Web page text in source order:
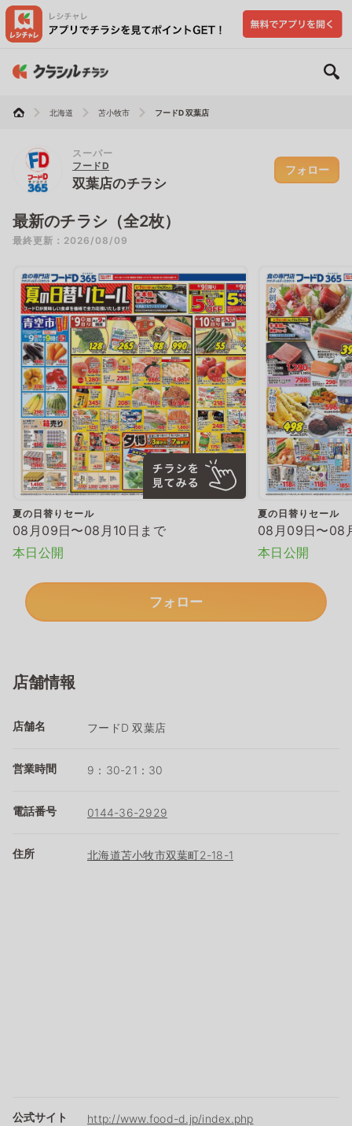
北海道 苫小牧市 フードD 双葉店
スーパー
フードD
双葉店のチラシ
フォロー
最新のチラシ（全2枚）
最終更新：2026/08/09
夏の日替りセール
08月09日〜08月10日まで
本日公開
夏の日替りセール
08月09日〜08
本日公開
フォロー
店舗情報
店舗名 フードD 双葉店
営業時間 9：30-21：30
電話番号 0144-36-2929
住所 北海道苫小牧市双葉町2-18-1
公式サイト http://www.food-d.jp/index.php